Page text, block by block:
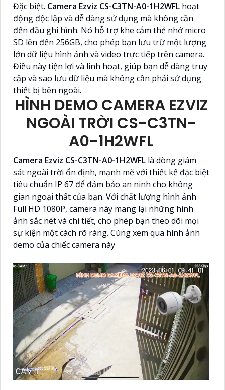
Đặc biệt. Camera Ezviz CS-C3TN-A0-1H2WFL hoạt
động độc lập và dễ dàng sử dụng mà không cần
đến đầu ghi hình. Nó hỗ trợ khe cắm thẻ nhớ micro
SD lên đến 256GB, cho phép bạn lưu trữ một lượng
lớn dữ liệu hình ảnh và video trực tiếp trên camera.
Điều này tiện lợi và linh hoạt, giúp bạn dễ dàng truy
cập và sao lưu dữ liệu mà không cần phải sử dụng
thiết bị bên ngoài.
HÌNH DEMO CAMERA EZVIZ
NGOÀI TRỜI CS-C3TN-
A0-1H2WFL
Camera Ezviz CS-C3TN-A0-1H2WFL là dòng giám
sát ngoài trời ổn định, mạnh mẽ với thiết kế đặc biệt
tiêu chuẩn IP 67 để đảm bảo an ninh cho không
gian ngoại thất của bạn. Với chất lượng hình ảnh
Full HD 1080P, camera này mang lại những hình
ảnh sắc nét và chi tiết, cho phép bạn theo dõi mọi
sự kiện một cách rõ ràng. Cùng xem qua hình ảnh
demo của chiếc camera này